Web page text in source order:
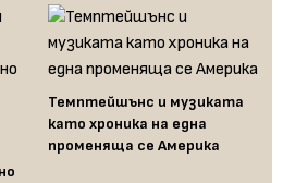
Темптейшънс и музиката
като хроника на една
променяща се Америка